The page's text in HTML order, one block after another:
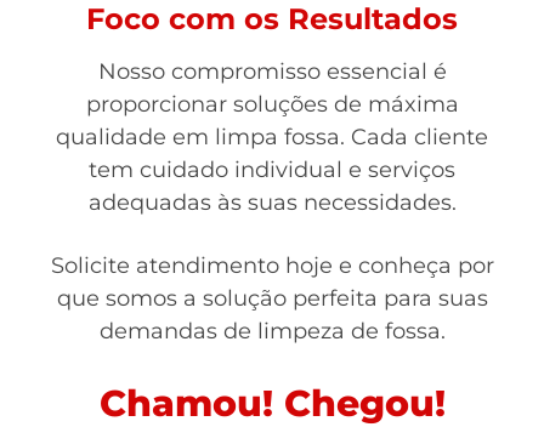
Foco com os Resultados
Nosso compromisso essencial é
proporcionar soluções de máxima
qualidade em limpa fossa. Cada cliente
tem cuidado individual e serviços
adequadas às suas necessidades.
Solicite atendimento hoje e conheça por
que somos a solução perfeita para suas
demandas de limpeza de fossa.
Chamou! Chegou!